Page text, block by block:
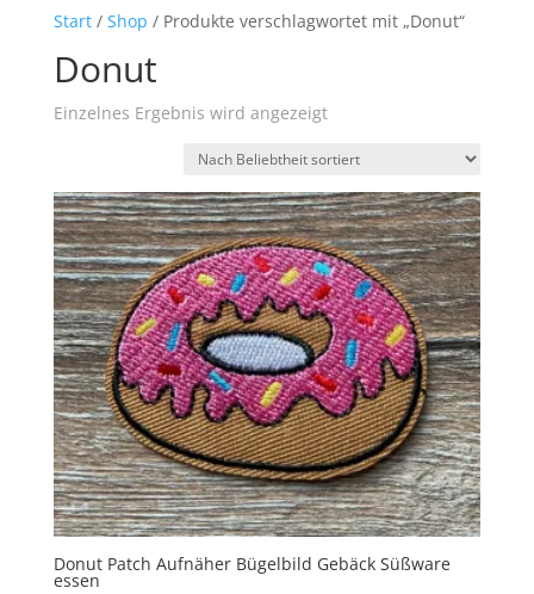
Start/ Shop / Produkte verschlagwortet mit „Donut“
Donut
Einzelnes Ergebnis wird angezeigt
Donut Patch Aufnäher Bügelbild Gebäck Süßware
essen